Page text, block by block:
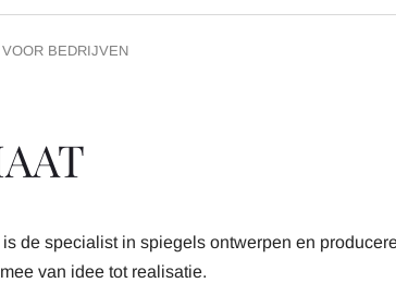
VOOR BEDRIJVEN
de specialist in spiegels ontwerpen en
van idee tot realisatie.